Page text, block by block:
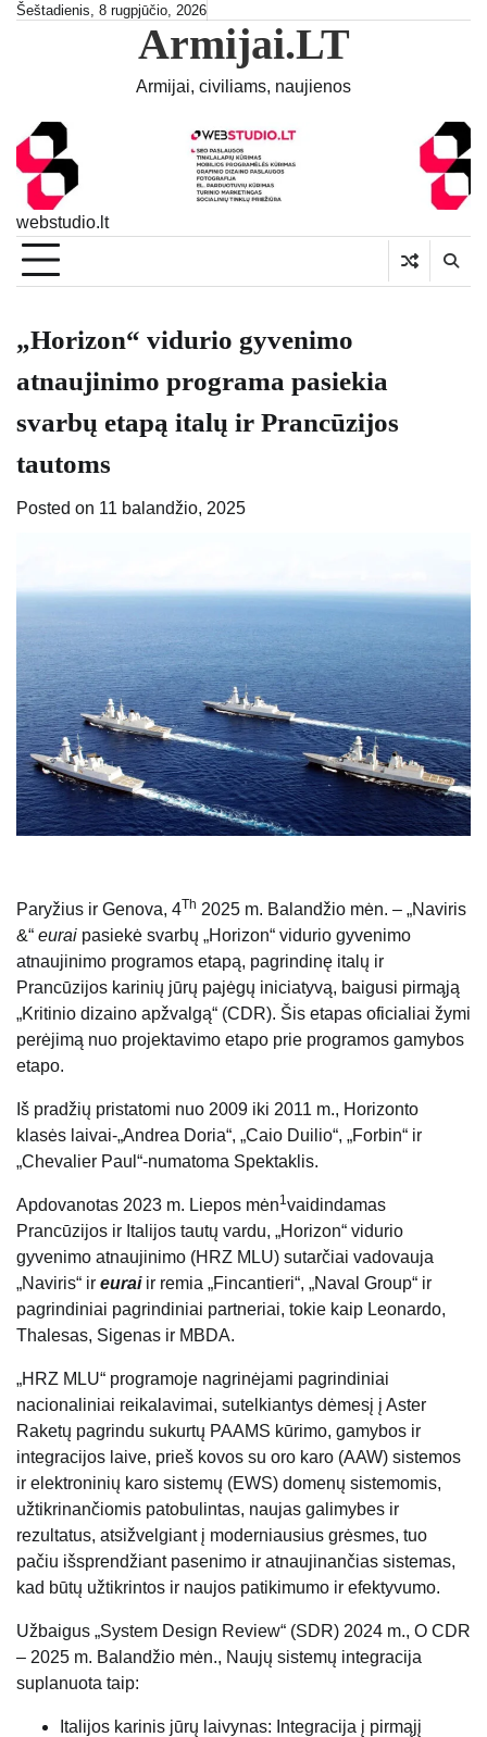
SkipŠeštadienis, 8 rugpjūčio, 2026
Armijai.LT
Armijai, civiliams, naujienos
webstudio.lt
„Horizon“ vidurio gyvenimo
atnaujinimo programa pasiekia
svarbų etapą italų ir Prancūzijos
tautoms
Posted on 11 balandžio, 2025
Paryžius ir Genova, 4Th 2025 m. Balandžio mėn. – „Naviris
&“ eurai pasiekė svarbų „Horizon“ vidurio gyvenimo
atnaujinimo programos etapą, pagrindinę italų ir
Prancūzijos karinių jūrų pajėgų iniciatyvą, baigusi pirmąją
„Kritinio dizaino apžvalgą“ (CDR). Šis etapas oficialiai žymi
perėjimą nuo projektavimo etapo prie programos gamybos
etapo.
Iš pradžių pristatomi nuo 2009 iki 2011 m., Horizonto
klasės laivai-„Andrea Doria“, „Caio Duilio“, „Forbin“ ir
„Chevalier Paul“-numatoma Spektaklis.
Apdovanotas 2023 m. Liepos mėn1 vaidindamas
Prancūzijos ir Italijos tautų vardu, „Horizon“ vidurio
gyvenimo atnaujinimo (HRZ MLU) sutarčiai vadovauja
„Naviris“ ir euraiir remia „Fincantieri“, „Naval Group“ ir
pagrindiniai pagrindiniai partneriai, tokie kaip Leonardo,
Thalesas, Sigenas ir MBDA.
„HRZ MLU“ programoje nagrinėjami pagrindiniai
nacionaliniai reikalavimai, sutelkiantys dėmesį į Aster
Raketų pagrindu sukurtų PAAMS kūrimo, gamybos ir
integracijos laive, prieš kovos su oro karo (AAW) sistemos
ir elektroninių karo sistemų (EWS) domenų sistemomis,
užtikrinančiomis patobulintas, naujas galimybes ir
rezultatus, atsižvelgiant į moderniausius grėsmes, tuo
pačiu išsprendžiant pasenimo ir atnaujinančias sistemas,
kad būtų užtikrintos ir naujos patikimumo ir efektyvumo.
Užbaigus „System Design Review“ (SDR) 2024 m., O CDR
– 2025 m. Balandžio mėn., Naujų sistemų integracija
suplanuota taip:
Italijos karinis jūrų laivynas: Integracija į pirmąjį